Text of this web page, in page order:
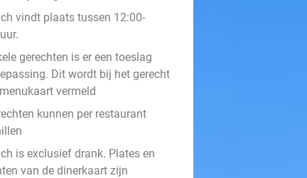
vindt plaats tussen 12:00-
gerechten is er een toeslag
Dit wordt bij het gerecht
vermeld
kunnen per restaurant
is exclusief drank. Plates en
van de dinerkaart zijn